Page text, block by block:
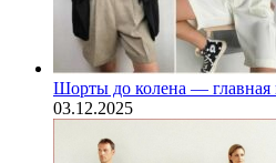
Шорты до колена — главная
03.12.2025